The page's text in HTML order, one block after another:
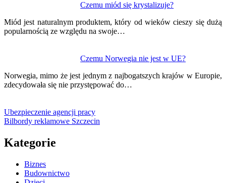
Czemu miód się krystalizuje?
Miód jest naturalnym produktem, który od wieków cieszy się dużą
popularnością ze względu na swoje…
Czemu Norwegia nie jest w UE?
Norwegia, mimo że jest jednym z najbogatszych krajów w Europie,
zdecydowała się nie przystępować do…
Ubezpieczenie agencji pracy
Bilbordy reklamowe Szczecin
Kategorie
Biznes
Budownictwo